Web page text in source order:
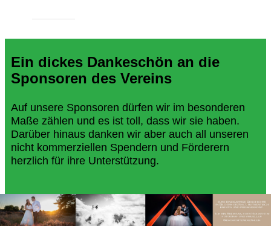
Ein dickes Dankeschön an die
Sponsoren des Vereins
Auf unsere Sponsoren dürfen wir im besonderen
Maße zählen und es ist toll, dass wir sie haben.
Darüber hinaus danken wir aber auch all unseren
nicht kommerziellen Spendern und Förderern
herzlich für ihre Unterstützung.